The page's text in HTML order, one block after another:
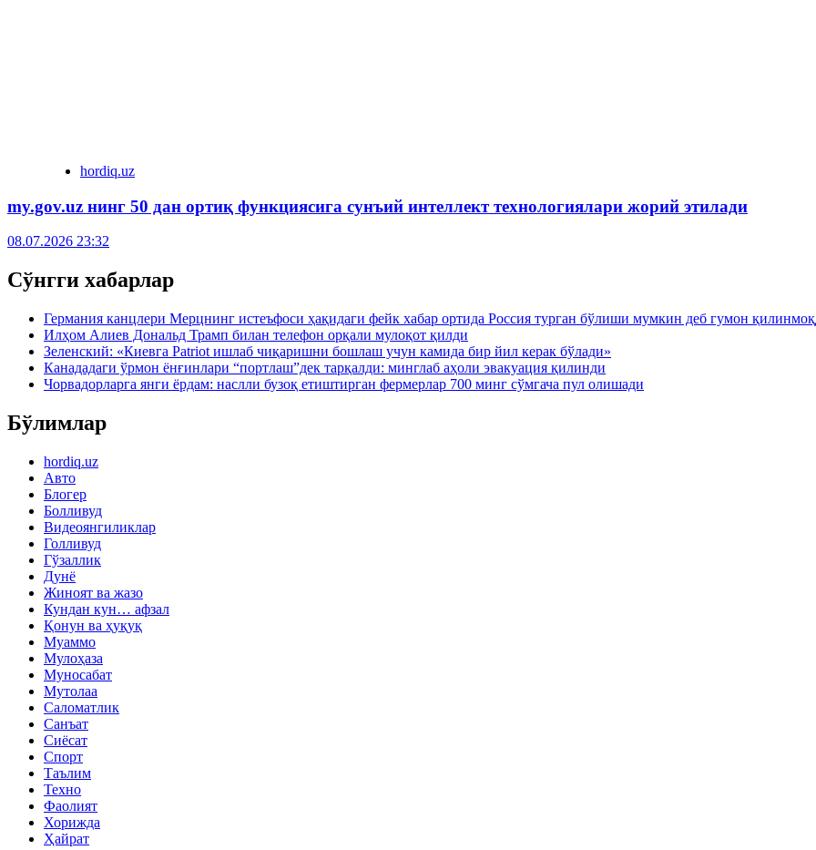
hordiq.uz
my.gov.uz нинг 50 дан ортиқ функциясига сунъий интеллект технологиялари жорий этилади
08.07.2026 23:32
Сўнгги хабарлар
Германия канцлери Мерцнинг истеъфоси ҳақидаги фейк хабар ортида Россия турган бўлиши мумкин деб гумон
Илҳом Алиев Дональд Трамп билан телефон орқали мулоқот қилди
Зеленский: «Киевга Patriot ишлаб чиқаришни бошлаш учун камида бир йил керак бўлади»
Канададаги ўрмон ёнғинлари “портлаш”дек тарқалди: минглаб аҳоли эвакуация қилинди
Чорвадорларга янги ёрдам: наслли бузоқ етиштирган фермерлар 700 минг сўмгача пул олишади
Бўлимлар
hordiq.uz
Авто
Блогер
Болливуд
Видеоянгиликлар
Голливуд
Гўзаллик
Дунё
Жиноят ва жазо
Кундан кун… афзал
Қонун ва ҳуқуқ
Муаммо
Мулоҳаза
Муносабат
Мутолаа
Саломатлик
Санъат
Сиёсат
Спорт
Таълим
Техно
Фаолият
Хорижда
Ҳайрат